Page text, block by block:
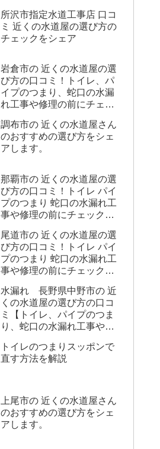
します。
所沢市指定水道工事店 口コ
ミ 近くの水道屋の選び方の
チェックをシェア
岩倉市の 近くの水道屋の選
び方の口コミ！トイレ、パ
イプのつまり、蛇口の水漏
れ工事や修理の前にチェッ
す。
調布市の 近くの水道屋さん
のおすすめの選び方をシェ
アします。
那覇市の 近くの水道屋の選
び方の口コミ！トイレ パイ
プのつまり 蛇口の水漏れ工
事や修理の前にチェックす
尾道市の 近くの水道屋の選
び方の口コミ！トイレ パイ
プのつまり 蛇口の水漏れ工
事や修理の前にチェックす
水漏れ 長野県中野市の 近
くの水道屋の選び方の口コ
ミ【トイレ、パイプのつま
り、蛇口の水漏れ工事や修
をシェアします】
トイレのつまりスッポンで
直す方法を解説
上尾市の 近くの水道屋さん
のおすすめの選び方をシェ
アします。